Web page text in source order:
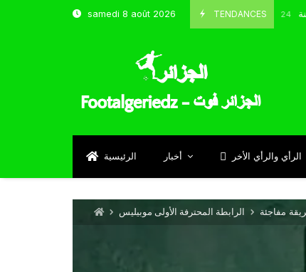
samedi 8 août 2026 TENDANCES
Octobre 8, 2024 قسنطينة
الرئيسية أخبار الرأي والرأي الأخر
الرابطة المحترفة الأولى موبيليس مفاجئة